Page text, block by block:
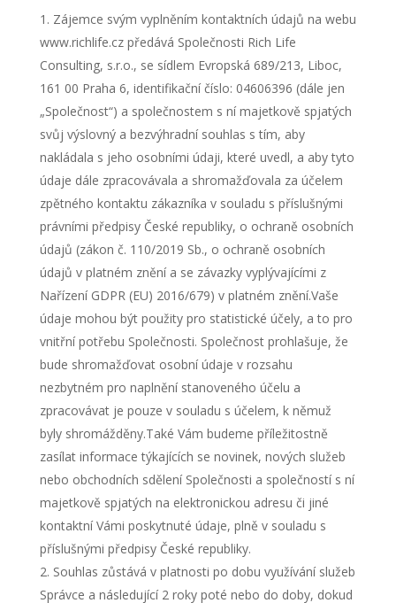
Zájemce svým vyplněním kontaktních údajů na webu
www.richlife.cz předává Společnosti Rich Life
Consulting, s.r.o., se sídlem Evropská 689/213, Liboc,
161 00 Praha 6, identifikační číslo: 04606396 (dále jen
„Společnost“) a společnostem s ní majetkově spjatých
svůj výslovný a bezvýhradní souhlas s tím, aby
nakládala s jeho osobními údaji, které uvedl, a aby tyto
údaje dále zpracovávala a shromažďovala za účelem
zpětného kontaktu zákazníka v souladu s příslušnými
právními předpisy České republiky, o ochraně osobních
údajů (zákon č. 110/2019 Sb., o ochraně osobních
údajů v platném znění a se závazky vyplývajícími z
Nařízení GDPR (EU) 2016/679) v platném znění.Vaše
údaje mohou být použity pro statistické účely, a to pro
vnitřní potřebu Společnosti. Společnost prohlašuje, že
bude shromažďovat osobní údaje v rozsahu
nezbytném pro naplnění stanoveného účelu a
zpracovávat je pouze v souladu s účelem, k němuž
byly shromážděny.Také Vám budeme příležitostně
zasílat informace týkajících se novinek, nových služeb
nebo obchodních sdělení Společnosti a společností s ní
majetkově spjatých na elektronickou adresu či jiné
kontaktní Vámi poskytnuté údaje, plně v souladu s
příslušnými předpisy České republiky.
Souhlas zůstává v platnosti po dobu využívání služeb
Správce a následující 2 roky poté nebo do doby, dokud